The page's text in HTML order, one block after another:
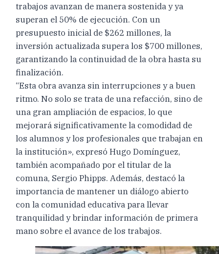
trabajos avanzan de manera sostenida y ya
superan el 50% de ejecución. Con un
presupuesto inicial de $262 millones, la
inversión actualizada supera los $700 millones,
garantizando la continuidad de la obra hasta su
finalización.
“Esta obra avanza sin interrupciones y a buen
ritmo. No solo se trata de una refacción, sino de
una gran ampliación de espacios, lo que
mejorará significativamente la comodidad de
los alumnos y los profesionales que trabajan en
la institución», expresó Hugo Domínguez,
también acompañado por el titular de la
comuna, Sergio Phipps. Además, destacó la
importancia de mantener un diálogo abierto
con la comunidad educativa para llevar
tranquilidad y brindar información de primera
mano sobre el avance de los trabajos.